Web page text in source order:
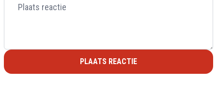
PLAATS REACTIE